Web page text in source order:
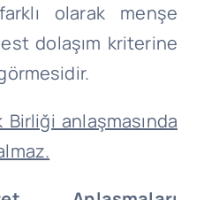
olarak menşe
dolaşım kriterine
anlaşmasında
.